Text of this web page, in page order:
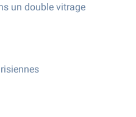
un double vitrage